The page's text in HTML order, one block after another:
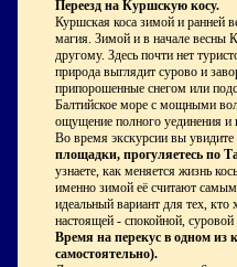
Переезд на Куршскую косу.
Куршская коса зимой и ранней
магия. Зимой и в начале весны
другому. Здесь почти нет
природа выглядит сурово и
припорошенные снегом или
Балтийское море с мощными
ощущение полного уединения и
Во время экскурсии вы увидите
площадки, прогуляетесь по
узнаете, как меняется жизнь
именно зимой её считают
идеальный вариант для тех,
настоящей - спокойной, суровой
Время на перекус в одном из
самостоятельно).